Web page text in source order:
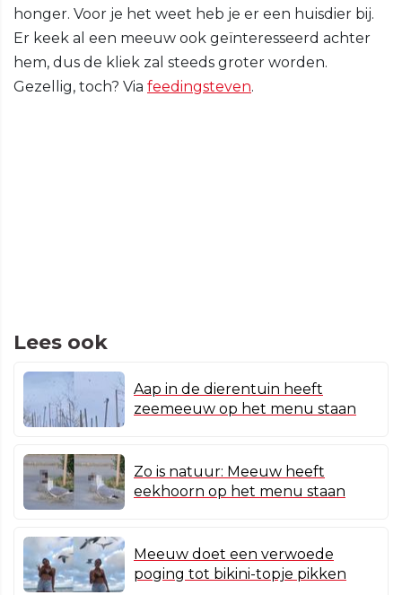
honger. Voor je het weet heb je er een huisdier bij.
Er keek al een meeuw ook geïnteresseerd achter
hem, dus de kliek zal steeds groter worden.
Gezellig, toch? Via feedingsteven.
Lees ook
Aap in de dierentuin heeft
zeemeeuw op het menu staan
Zo is natuur: Meeuw heeft
eekhoorn op het menu staan
Meeuw doet een verwoede
poging tot bikini-topje pikken